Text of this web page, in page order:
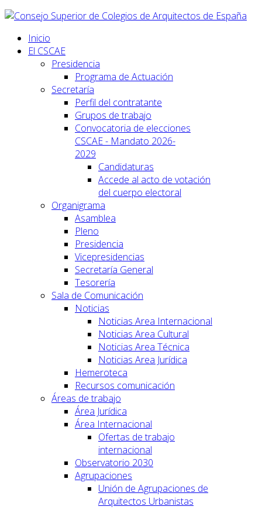
Inicio
El CSCAE
Presidencia
Programa de Actuación
Secretaría
Perfil del contratante
Grupos de trabajo
Convocatoria de elecciones
CSCAE - Mandato 2026-
2029
Candidaturas
Accede al acto de votación
del cuerpo electoral
Organigrama
Asamblea
Pleno
Presidencia
Vicepresidencias
Secretaría General
Tesorería
Sala de Comunicación
Noticias
Noticias Area Internacional
Noticias Area Cultural
Noticias Area Técnica
Noticias Area Jurídica
Hemeroteca
Recursos comunicación
Áreas de trabajo
Área Jurídica
Área Internacional
Ofertas de trabajo
internacional
Observatorio 2030
Agrupaciones
Unión de Agrupaciones de
Arquitectos Urbanistas